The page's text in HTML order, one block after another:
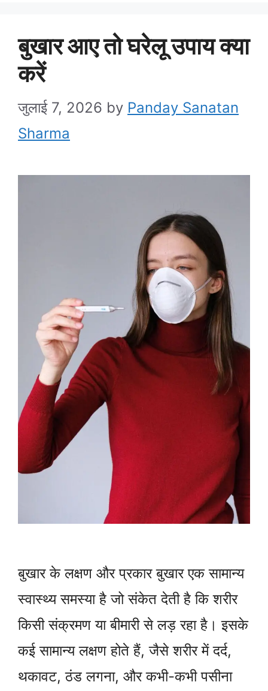
बुखार आए तो घरेलू उपाय क्या
करें
जुलाई 7, 2026 by Panday Sanatan
Sharma
बुखार के लक्षण और प्रकार बुखार एक सामान्य
स्वास्थ्य समस्या है जो संकेत देती है कि शरीर
किसी संक्रमण या बीमारी से लड़ रहा है। इसके
कई सामान्य लक्षण होते हैं, जैसे शरीर में दर्द,
थकावट, ठंड लगना, और कभी-कभी पसीना